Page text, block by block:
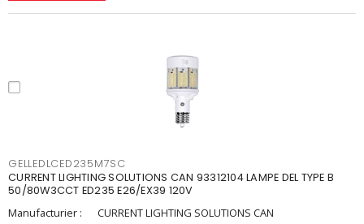
GELLEDLCED235M7SC
CURRENT LIGHTING SOLUTIONS CAN 93312104 LAMPE DEL TYPE B
50/80W3CCT ED235 E26/EX39 120V
Manufacturier :
CURRENT LIGHTING SOLUTIONS CAN